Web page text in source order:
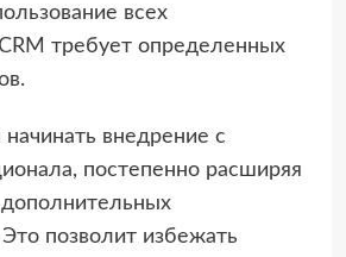
всех
требует определенных
внедрение с
постепенно расширяя
позволит избежать